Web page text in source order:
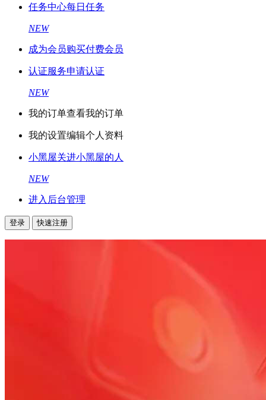
任务中心每日任务
NEW
成为会员购买付费会员
认证服务申请认证
NEW
我的订单查看我的订单
我的设置编辑个人资料
小黑屋关进小黑屋的人
NEW
进入后台管理
登录 快速注册